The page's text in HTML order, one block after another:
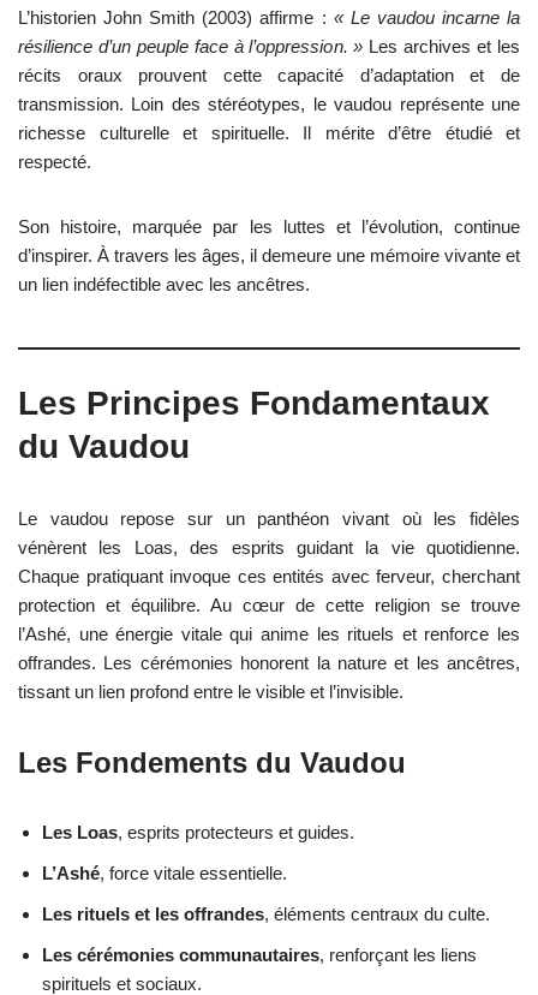
L’historien John Smith (2003) affirme : « Le vaudou incarne la
résilience d’un peuple face à l’oppression. » Les archives et les
récits oraux prouvent cette capacité d’adaptation et de
transmission. Loin des stéréotypes, le vaudou représente une
richesse culturelle et spirituelle. Il mérite d’être étudié et
respecté.
Son histoire, marquée par les luttes et l’évolution, continue
d’inspirer. À travers les âges, il demeure une mémoire vivante et
un lien indéfectible avec les ancêtres.
Les Principes Fondamentaux
du Vaudou
Le vaudou repose sur un panthéon vivant où les fidèles
vénèrent les Loas, des esprits guidant la vie quotidienne.
Chaque pratiquant invoque ces entités avec ferveur, cherchant
protection et équilibre. Au cœur de cette religion se trouve
l’Ashé, une énergie vitale qui anime les rituels et renforce les
offrandes. Les cérémonies honorent la nature et les ancêtres,
tissant un lien profond entre le visible et l’invisible.
Les Fondements du Vaudou
Les Loas, esprits protecteurs et guides.
L’Ashé, force vitale essentielle.
Les rituels et les offrandes, éléments centraux du culte.
Les cérémonies communautaires, renforçant les liens
spirituels et sociaux.